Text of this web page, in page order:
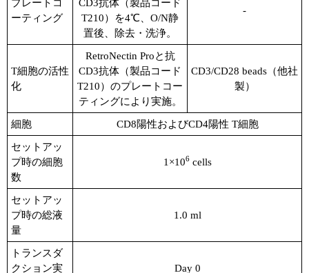
プレートコ
ーティング
CD3抗体（製品コード
T210）を4℃、O/N静
置後、除去・洗浄。
-
T細胞の活性
化
RetroNectin Proと抗
CD3抗体（製品コード
T210）のプレートコー
ティングにより実施。
CD3/CD28 beads（他社
製）
細胞 CD8陽性およびCD4陽性 T細胞
セットアッ
プ時の細胞
数
1×106cells
セットアッ
プ時の総液
量
1.0 ml
トランスダ
クション実
Day 0